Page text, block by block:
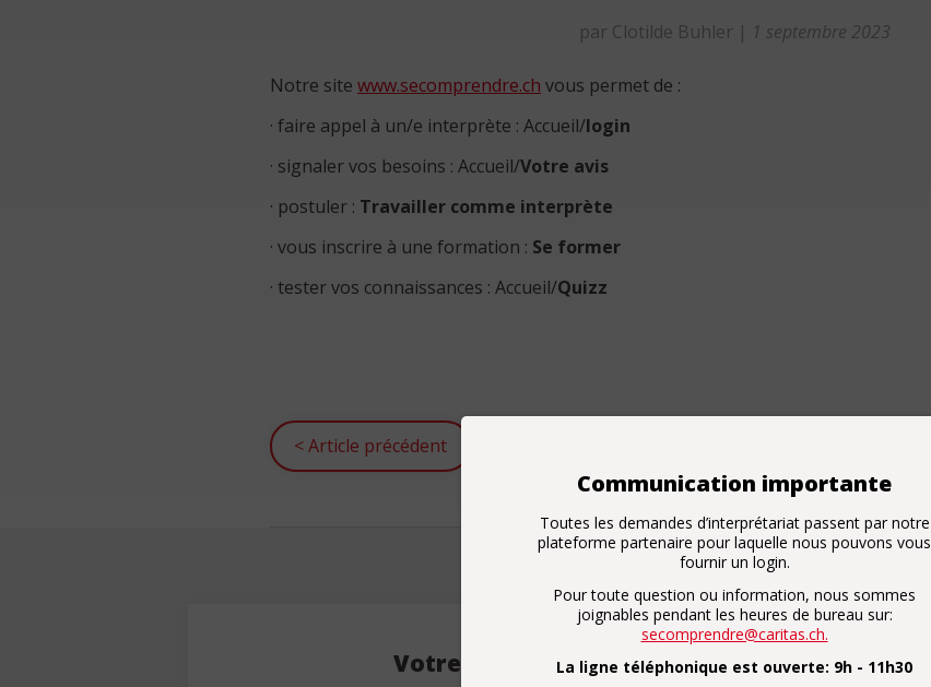
Communication importante
Toutes les demandes d’interprétariat passent par notre
plateforme partenaire pour laquelle nous pouvons vous
fournir un login.
Pour toute question ou information, nous sommes
joignables pendant les heures de bureau sur:
secomprendre@caritas.ch.
La ligne téléphonique est ouverte: 9h - 11h30
par Clotilde Buhler | 1 septembre 2023
Notre site www.secomprendre.ch vous permet de :
· faire appel à un/e interprète : Accueil/login
· signaler vos besoins : Accueil/Votre avis
· postuler : Travailler comme interprète
· vous inscrire à une formation : Se former
· tester vos connaissances : Accueil/Quizz
<Article précédent
Votre avis